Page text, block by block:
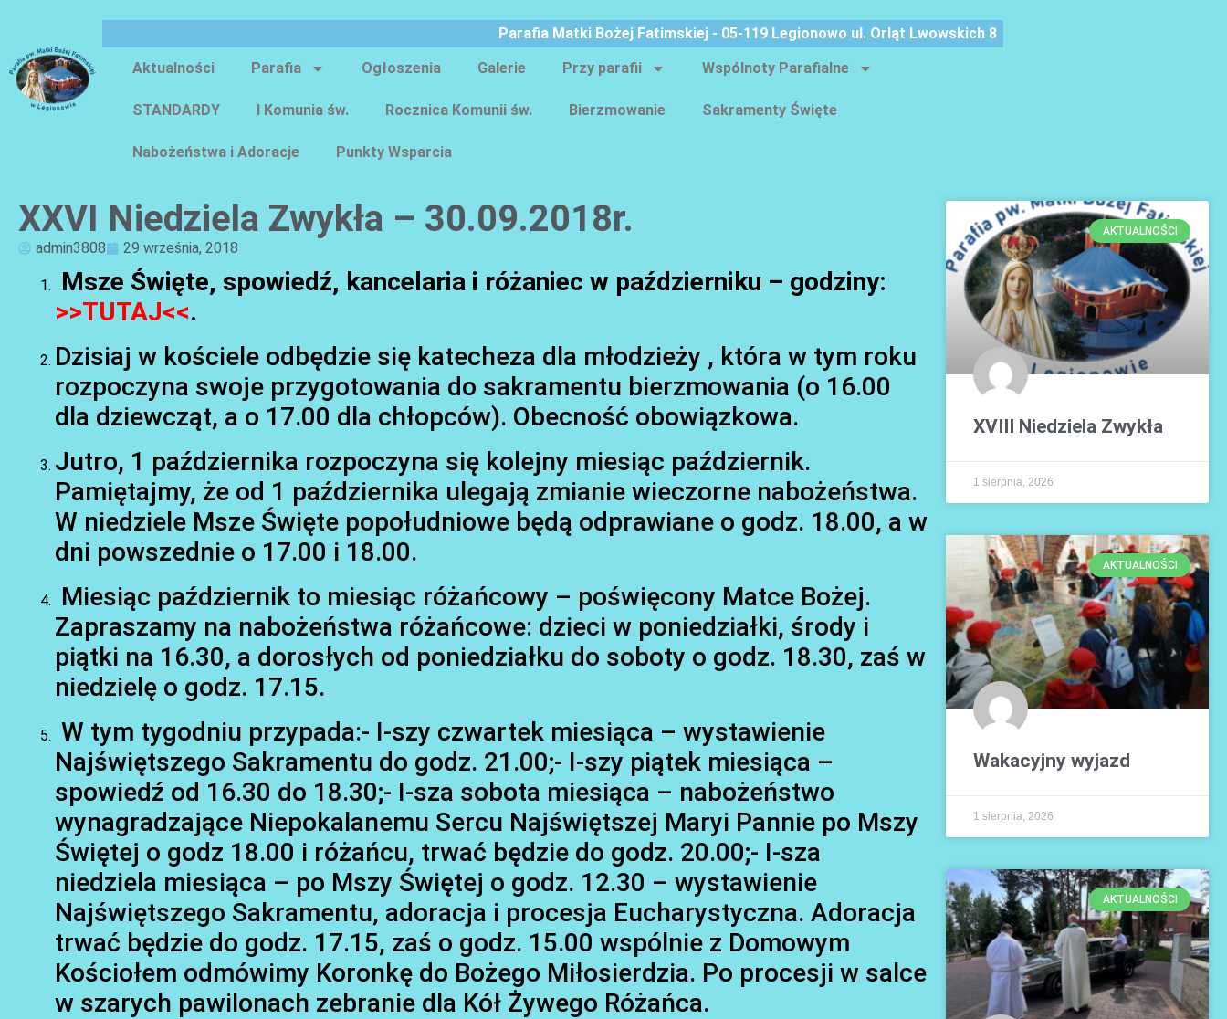
Parafia Matki Bożej Fatimskiej - 05-119 Legionowo ul. Orląt Lwowskich 8
Aktualności
Parafia Ogłoszenia Galerie Przy parafii Wspólnoty Parafialne
STANDARDY I Komunia św. Rocznica Komunii św. Bierzmowanie Sakramenty Święte
Nabożeństwa i Adoracje Punkty Wsparcia
XXVI Niedziela Zwykła – 30.09.2018r.
admin3808 29 września, 2018
Msze Święte, spowiedź, kancelaria i różaniec w październiku – godziny:
>>TUTAJ<<.
Dzisiaj w kościele odbędzie się katecheza dla młodzieży , która w tym roku
rozpoczyna swoje przygotowania do sakramentu bierzmowania (o 16.00
dla dziewcząt, a o 17.00 dla chłopców). Obecność obowiązkowa.
Jutro, 1 października rozpoczyna się kolejny miesiąc październik.
Pamiętajmy, że od 1 października ulegają zmianie wieczorne nabożeństwa.
W niedziele Msze Święte popołudniowe będą odprawiane o godz. 18.00, a w
dni powszednie o 17.00 i 18.00.
Miesiąc październik to miesiąc różańcowy – poświęcony Matce Bożej.
Zapraszamy na nabożeństwa różańcowe: dzieci w poniedziałki, środy i
piątki na 16.30, a dorosłych od poniedziałku do soboty o godz. 18.30, zaś w
niedzielę o godz. 17.15.
W tym tygodniu przypada:- I-szy czwartek miesiąca – wystawienie
Najświętszego Sakramentu do godz. 21.00;- I-szy piątek miesiąca –
spowiedź od 16.30 do 18.30;- I-sza sobota miesiąca – nabożeństwo
wynagradzające Niepokalanemu Sercu Najświętszej Maryi Pannie po Mszy
Świętej o godz 18.00 i różańcu, trwać będzie do godz. 20.00;- I-sza
niedziela miesiąca – po Mszy Świętej o godz. 12.30 – wystawienie
Najświętszego Sakramentu, adoracja i procesja Eucharystyczna. Adoracja
trwać będzie do godz. 17.15, zaś o godz. 15.00 wspólnie z Domowym
Kościołem odmówimy Koronkę do Bożego Miłosierdzia. Po procesji w salce
w szarych pawilonach zebranie dla Kół Żywego Różańca.
AKTUALNOŚCI
XVIII Niedziela Zwykła
1 sierpnia, 2026
AKTUALNOŚCI
Wakacyjny wyjazd
1 sierpnia, 2026
AKTUALNOŚCI